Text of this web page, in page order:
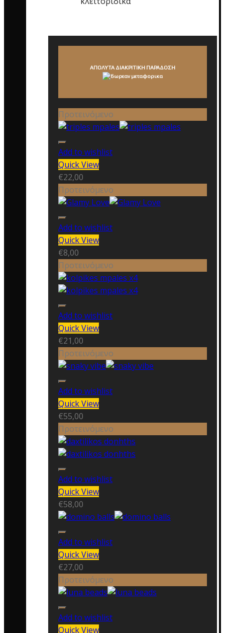
ΑΠΟΛΥΤΑ ΔΙΑΚΡΙΤΙΚΗ ΠΑΡΑΔΟΣΗ
Προτεινόμενο
Add to wishlist
Quick View
€22,00
Προτεινόμενο
Add to wishlist
Quick View
€8,00
Προτεινόμενο
Add to wishlist
Quick View
€21,00
Προτεινόμενο
Add to wishlist
Quick View
€55,00
Προτεινόμενο
Add to wishlist
Quick View
€58,00
Add to wishlist
Quick View
€27,00
Προτεινόμενο
Add to wishlist
Quick View